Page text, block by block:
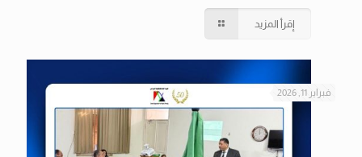
إقرأ المزيد
فبراير 11, 2026